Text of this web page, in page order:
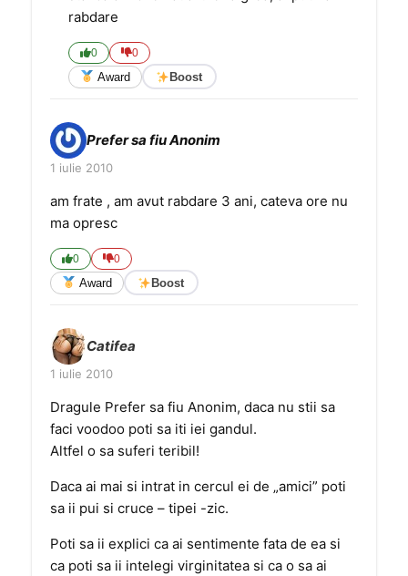
rabdare
0 0
Award Boost
Prefer sa fiu Anonim
1 iulie 2010
am frate , am avut rabdare 3 ani, cateva ore nu
ma opresc
0 0
Award Boost
Catifea
1 iulie 2010
Dragule Prefer sa fiu Anonim, daca nu stii sa
faci voodoo poti sa iti iei gandul.
Altfel o sa suferi teribil!
Daca ai mai si intrat in cercul ei de „amici” poti
sa ii pui si cruce – tipei -zic.
Poti sa ii explici ca ai sentimente fata de ea si
ca poti sa ii intelegi virginitatea si ca o sa ai